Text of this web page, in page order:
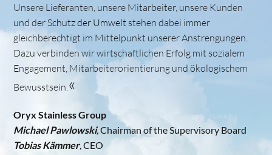
Unsere Lieferanten, unsere Mitarbeiter, unsere Kunden
und der Schutzder Umwelt stehen dabei immer
gleichberechtigt im Mittelpunkt unserer Anstrengungen.
Dazu verbinden wir wirtschaftlichen Erfolg mit sozialem
Engagement, Mitarbeiterorientierung und ökologischem
Bewusstsein. «
Oryx Stainless Group
Michael Pawlowski,Chairman of the Supervisory Board
Tobias Kämmer,CEO